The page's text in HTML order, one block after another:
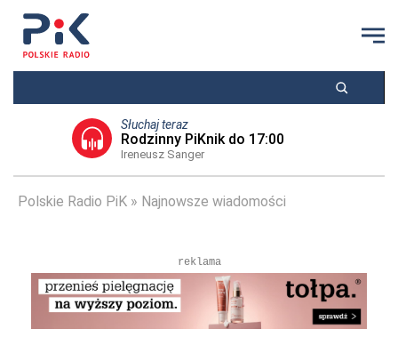
Słuchaj teraz
Rodzinny PiKnik do 17:00
Ireneusz Sanger
Polskie Radio PiK Najnowsze wiadomości
reklama